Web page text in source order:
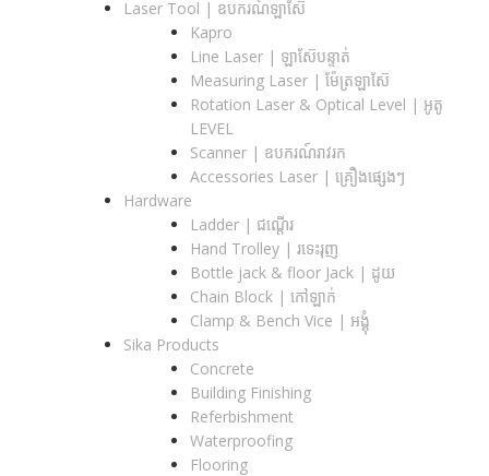
Laser Tool | ឧបករណ៍ឡាស៊ែ
Kapro
Line Laser | ឡាស៊ែបន្ទាត់
Measuring Laser | ម៉ែត្រឡាស៊ែ
Rotation Laser & Optical Level | អូតូ
LEVEL
Scanner | ឧបករណ៍រាវរក
Accessories Laser | គ្រឿងផ្សេងៗ
Hardware
Ladder | ជណ្តើរ
Hand Trolley | រទេះរុញ
Bottle jack & floor Jack​ | ដូយ
Chain Block | កៅឡាក់
Clamp & Bench Vice | អង្គុំ
Sika Products
Concrete
Building Finishing
Referbishment
Waterproofing
Flooring